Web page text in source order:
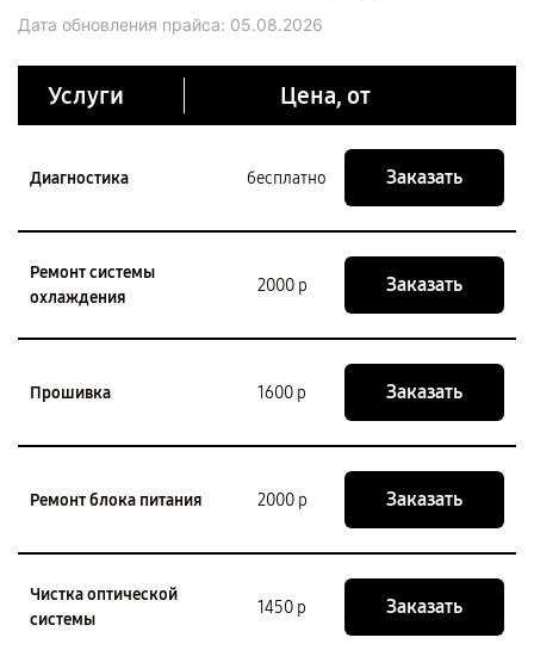
Дата обновления прайса: 05.08.2026
Услуги Цена, от
Диагностика бесплатно Заказать
Ремонт системы
охлаждения
2000 р Заказать
Прошивка 1600 р Заказать
Ремонт блока питания 2000 р Заказать
Чистка оптической
системы
1450 р Заказать